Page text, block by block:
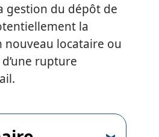
gestion du dépôt de
la
nouveau locataire ou
rupture